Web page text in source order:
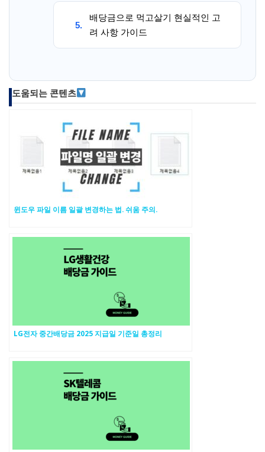
5.
배당금으로 먹고살기 현실적인 고
려 사항 가이드
도움되는 콘텐츠
윈도우 파일 이름 일괄 변경하는 법. 쉬움 주의.
LG전자 중간배당금 2025 지급일 기준일 총정리